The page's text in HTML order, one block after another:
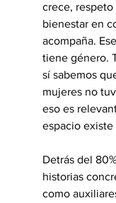
crece, respeto
bienestar en
acompaña.
tiene género.
sí sabemos
mujeres no
eso es
espacio
Detrás del
historias
como